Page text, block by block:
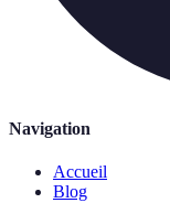
Navigation
Accueil
Blog